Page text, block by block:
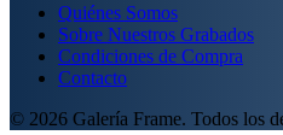
Quiénes Somos
Sobre Nuestros Grabados
Condiciones de Compra
Contacto
© 2026 Galería Frame. Todos los